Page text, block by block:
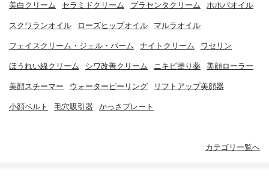
美白クリーム セラミドクリーム プラセンタクリーム ホホバオイル
スクワランオイル ローズヒップオイル マルラオイル
フェイスクリーム・ジェル・バーム ナイトクリーム ワセリン
ほうれい線クリーム シワ改善クリーム ニキビ塗り薬 美顔ローラー
美顔スチーマー ウォーターピーリング リフトアップ美顔器
小顔ベルト 毛穴吸引器 かっさプレート
カテゴリ一覧へ